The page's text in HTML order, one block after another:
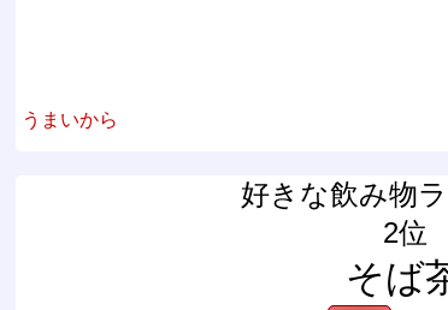
うまいから
好きな飲み物
2位
そば